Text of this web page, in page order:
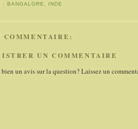
: BANGALORE INDE
COMMENTAIRE:
UN COMMENTAIRE
bien un avis sur la question? Laissez un